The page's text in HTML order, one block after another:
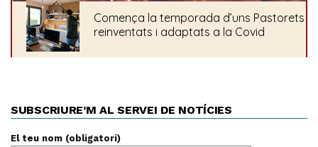
SUBSCRIURE’M AL SERVEI DE NOTÍCIES
El teu nom (obligatori)